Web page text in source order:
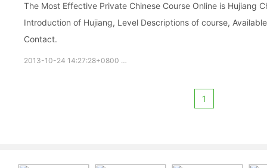
The Most Effective Private Chinese Course Online is Hujiang
Introduction of Hujiang, Level Descriptions of course,
Contact.
2013-10-24 14:27:28+0800
1